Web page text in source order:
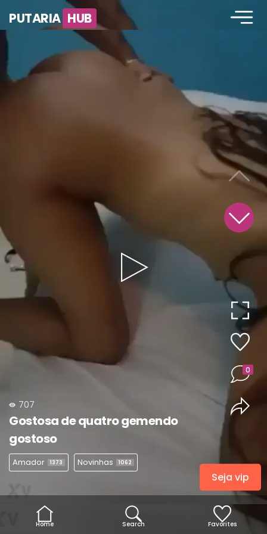
PUTARIA HUB
Play
Video
707
Gostosa de quatro gemendo
gostoso
Amador 1373 Novinhas 1062
0
Home Search Favorites
Seja vip